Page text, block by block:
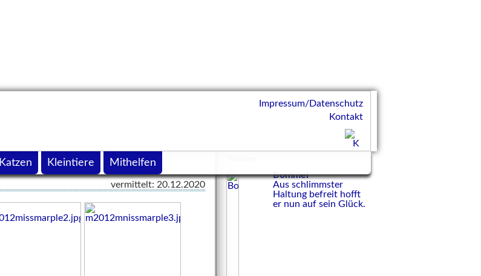
Bommel
Aus schlimmster
Haltung befreit hofft
er nun auf sein Glück.
vermittelt: 20.12.2020
Impressum/Datenschutz
Kontakt
Katzen Kleintiere Mithelfen